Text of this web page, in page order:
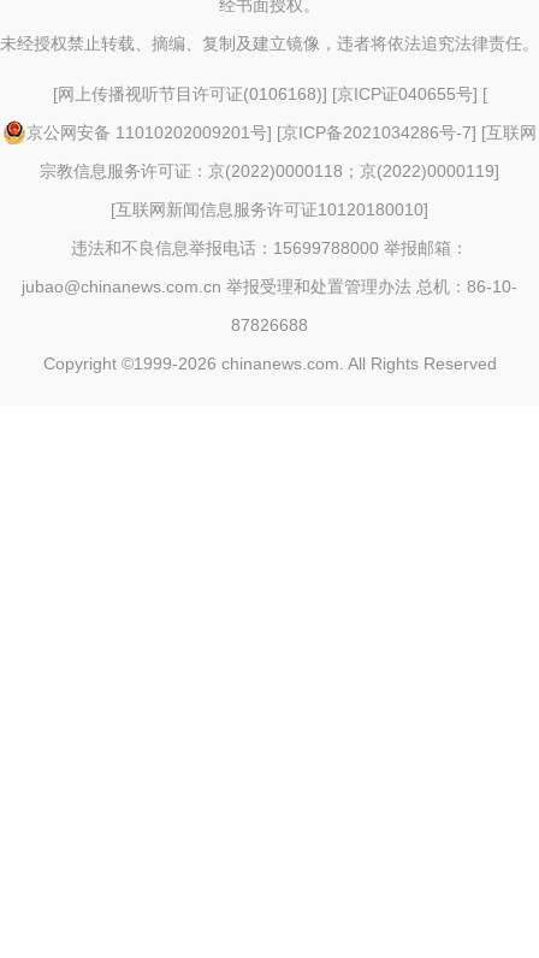
经书面授权。
未经授权禁止转载、摘编、复制及建立镜像，违者将依法追究法律责任。
[网上传播视听节目许可证(0106168)] [京ICP证040655号] [
京公网安备 11010202009201号] [京ICP备2021034286号-7] [互联网
宗教信息服务许可证：京(2022)0000118；京(2022)0000119]
[互联网新闻信息服务许可证10120180010]
违法和不良信息举报电话：15699788000 举报邮箱：
jubao@chinanews.com.cn 举报受理和处置管理办法 总机：86-10-
87826688
Copyright ©1999-2026 chinanews.com. All Rights Reserved